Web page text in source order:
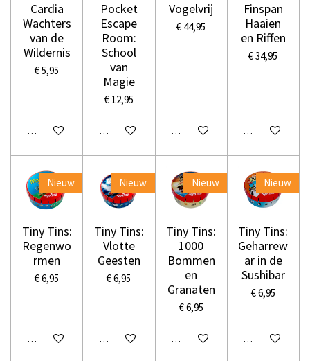
Cardia
Wachters
van de
Wildernis
€ 5,95
In winkelwagen
Pocket
Escape
Room:
School
van
Magie
€ 12,95
In winkelwagen
Vogelvrij
€ 44,95
In winkelwagen
Finspan
Haaien
en Riffen
€ 34,95
In winkelwagen
Nieuw
Tiny Tins:
Regenwo
rmen
€ 6,95
In winkelwagen
Nieuw
Tiny Tins:
Vlotte
Geesten
€ 6,95
In winkelwagen
Nieuw
Tiny Tins:
1000
Bommen
en
Granaten
€ 6,95
In winkelwagen
Nieuw
Tiny Tins:
Geharrew
ar in de
Sushibar
€ 6,95
In winkelwagen